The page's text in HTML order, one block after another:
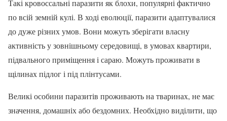
Такі кровоссальні паразити як блохи, популярні фактично
по всій земній кулі. В ході еволюції, паразити адаптувалися
до дуже різних умов. Вони можуть зберігати власну
активність у зовнішньому середовищі, в умовах квартири,
підвального приміщення і сараю. Можуть проживати в
щілинах підлог і під плінтусами.
Великі особини паразитів проживають на тваринах, не має
значення, домашніх або бездомних. Необхідно виділити, що